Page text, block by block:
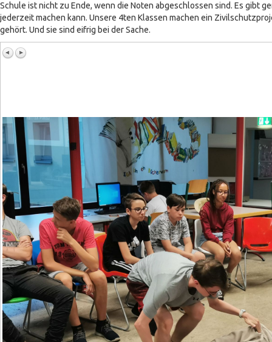
Schule ist nicht zu Ende, wenn die Noten abgeschlossen sind. Es gibt
jederzeit machen kann. Unsere 4ten Klassen machen ein
gehört. Und sie sind eifrig bei der Sache.